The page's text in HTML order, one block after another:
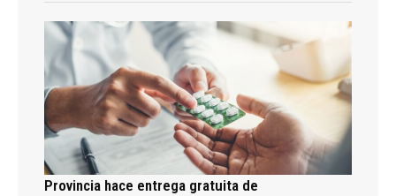
Provincia hace entrega gratuita de